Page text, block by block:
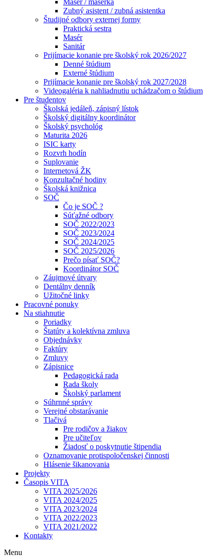
Masér / masérka
Zubný asistent / zubná asistentka
Študijné odbory externej formy
Praktická sestra
Masér
Sanitár
Prijímacie konanie pre školský rok 2026/2027
Denné štúdium
Externé štúdium
Prijímacie konanie pre školský rok 2027/2028
Videogaléria k nahliadnutiu uchádzačom o štúdium
Pre študentov
Školská jedáleň, zápisný lístok
Školský digitálny koordinátor
Školský psychológ
Maturita 2026
ISIC karty
Rozvrh hodín
Suplovanie
Internetová ŽK
Konzultačné hodiny
Školská knižnica
SOČ
Čo je SOČ ?
Súťažné odbory
SOČ 2022/2023
SOČ 2023/2024
SOČ 2024/2025
SOČ 2025/2026
Prečo písať SOČ?
Koordinátor SOČ
Záujmové útvary
Dentálny denník
Užitočné linky
Pracovné ponuky
Na stiahnutie
Poriadky
Štatúty a kolektívna zmluva
Objednávky
Faktúry
Zmluvy
Zápisnice
Pedagogická rada
Rada školy
Školský parlament
Súhrnné správy
Verejné obstarávanie
Tlačivá
Pre rodičov a žiakov
Pre učiteľov
Žiadosť o poskytnutie štipendia
Oznamovanie protispoločenskej činnosti
Hlásenie šikanovania
Projekty
Časopis VITA
VITA 2025/2026
VITA 2024/2025
VITA 2023/2024
VITA 2022/2023
VITA 2021/2022
Kontakty
Menu